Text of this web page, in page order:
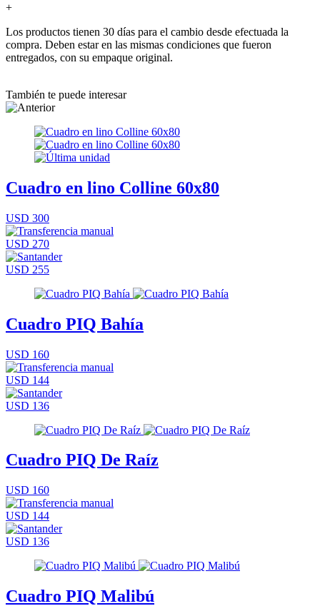
+
Los productos tienen 30 días para el cambio desde efectuada la
compra. Deben estar en las mismas condiciones que fueron
entregados, con su empaque original.
También te puede interesar
Cuadro en lino Colline 60x80
USD 300
USD 270
USD 255
Cuadro PIQ Bahía
USD 160
USD 144
USD 136
Cuadro PIQ De Raíz
USD 160
USD 144
USD 136
Cuadro PIQ Malibú